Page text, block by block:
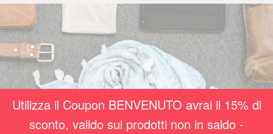
Utilizza il Coupon BENVENUTO avrai il 15% di
sconto, valido sui prodotti non in saldo -